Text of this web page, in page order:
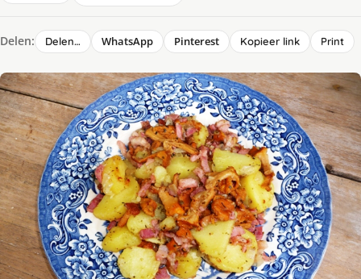
Delen: Delen… WhatsApp Pinterest Kopieer link Print